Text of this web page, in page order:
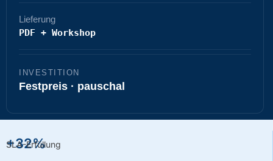
Lieferung
PDF + Workshop
INVESTITION
Festpreis · pauschal
+32%
SLA-Erfüllung